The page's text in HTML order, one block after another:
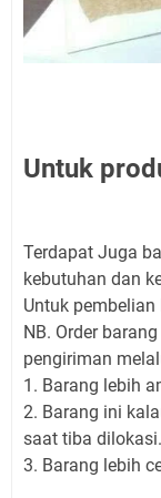
Untuk
Terdapat Juga
kebutuhan dan
Untuk
NB. Order
pengiriman
1. Barang lebih
2. Barang ini
saat tiba dilokasi.
3. Barang lebih